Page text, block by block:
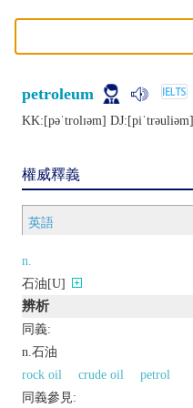
petroleum
KK:[pǝˈtrolɪǝm] DJ:[piˈtrǝuliǝm]
權威釋義
英語
n.
石油[U]
辨析
同義:
n.石油
rock oil
crude oil
petrol
同義參見: